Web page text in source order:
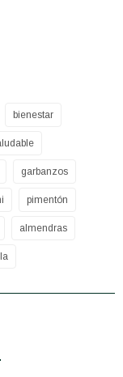
bienestar
garbanzos
pimentón
almendras